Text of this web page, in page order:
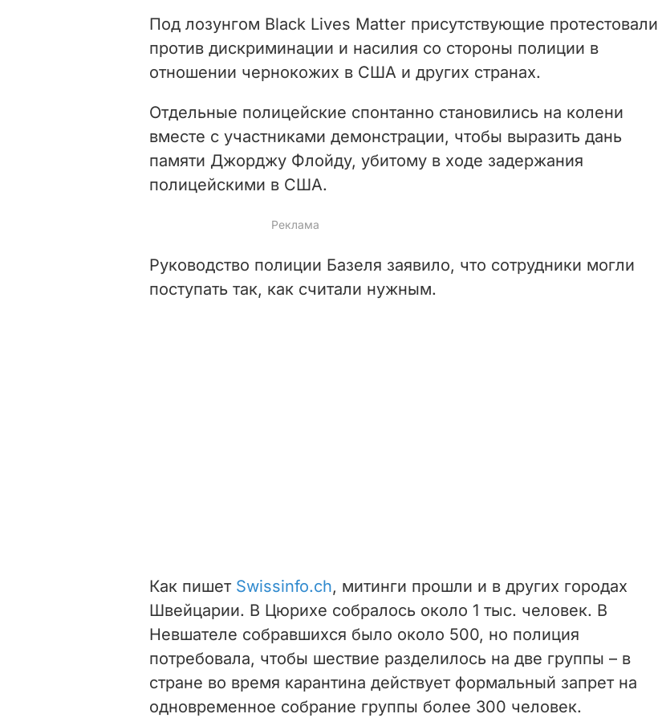
o
Под лозунгом Black Lives Matter присутствующие протестовали
против дискриминации и насилия со стороны полиции в
отношении чернокожих в США и других странах.
Отдельные полицейские спонтанно становились на колени
вместе с участниками демонстрации, чтобы выразить дань
памяти Джорджу Флойду, убитому в ходе задержания
полицейскими в США.
Руководство полиции Базеля заявило, что сотрудники могли
поступать так, как считали нужным.
Как пишет Swissinfo.ch, митинги прошли и в других городах
Швейцарии. В Цюрихе собралось около 1 тыс. человек. В
Невшателе собравшихся было около 500, но полиция
потребовала, чтобы шествие разделилось на две группы – в
стране во время карантина действует формальный запрет на
одновременное собрание группы более 300 человек.